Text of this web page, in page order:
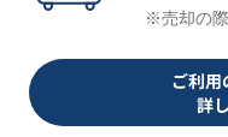
※売却の際
ご利用
詳